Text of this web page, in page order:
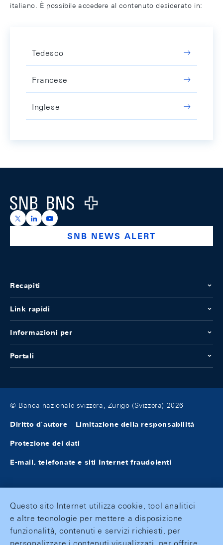
italiano. È possibile accedere al contenuto desiderato in:
Tedesco
Francese
Inglese
Logo
https://x.com/snb_bns
https://ch.linkedin.com/company/swiss-national-
https://www.youtube.com/@swissnationalbank
SNB NEWS ALERT
Recapiti
Link rapidi
Informazioni per
Portali
© Banca nazionale svizzera, Zurigo (Svizzera) 2026
Diritto d'autore Limitazione della responsabilità
Protezione dei dati
E-mail, telefonate e siti Internet fraudolenti
Questo sito Internet utilizza cookie, tool analitici
e altre tecnologie per mettere a disposizione
funzionalità, contenuti e servizi richiesti, per